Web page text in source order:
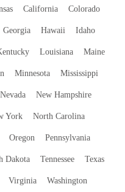
California Colorado
Georgia Hawaii Idaho
Louisiana Maine
Minnesota Mississippi
Nevada New Hampshire
York North Carolina
Oregon Pennsylvania
Dakota Tennessee Texas
Virginia Washington